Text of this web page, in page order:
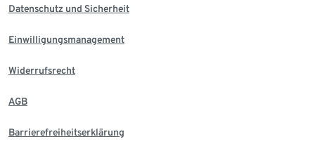
Datenschutz und Sicherheit
Einwilligungsmanagement
Widerrufsrecht
AGB
Barrierefreiheitserklärung